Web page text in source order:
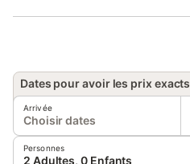
Dates pour avoir les prix exacts
Arrivée
Choisir dates
Personnes
2 Adultes, 0 Enfants